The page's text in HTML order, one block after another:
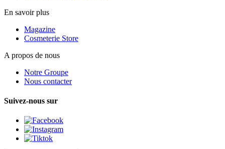
En savoir plus
Magazine
Cosmeterie Store
A propos de nous
Notre Groupe
Nous contacter
Suivez-nous sur